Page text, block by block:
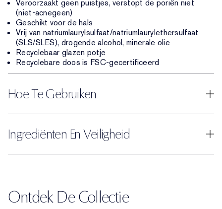
Veroorzaakt geen puistjes, verstopt de poriën niet
(niet-acnegeen)
Geschikt voor de hals
Vrij van natriumlaurylsulfaat/natriumlaurylethersulfaat
(SLS/SLES), drogende alcohol, minerale olie
Recyclebaar glazen potje
Recyclebare doos is FSC-gecertificeerd
Hoe Te Gebruiken
Ingrediënten En Veiligheid
Ontdek De Collectie